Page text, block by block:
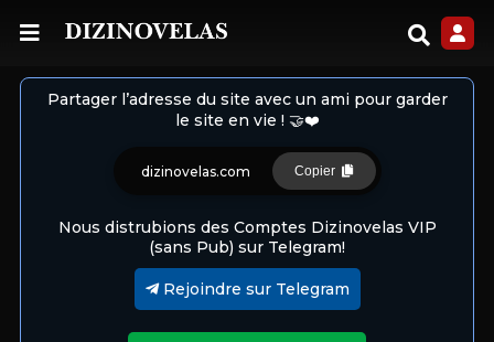
Partager l’adresse du site avec un ami pour garder
le site en vie ! 🤝❤️
dizinovelas.com Copier
Nous distrubions des Comptes Dizinovelas VIP
(sans Pub) sur Telegram!
Rejoindre sur Telegram